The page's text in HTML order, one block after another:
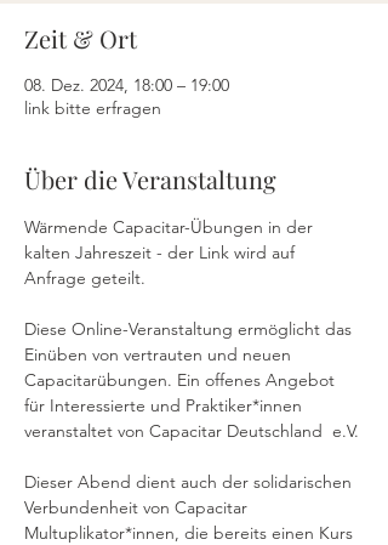
Zeit & Ort
08. Dez. 2024, 18:00 – 19:00
link bitte erfragen
Über die Veranstaltung
Wärmende Capacitar-Übungen in der
kalten Jahreszeit - der Link wird auf
Anfrage geteilt.
Diese Online-Veranstaltung ermöglicht das
Einüben von vertrauten und neuen
Capacitarübungen. Ein offenes Angebot
für Interessierte und Praktiker*innen
veranstaltet von Capacitar Deutschland  e.V.
Dieser Abend dient auch der solidarischen
Verbundenheit von Capacitar
Multuplikator*innen, die bereits einen Kurs